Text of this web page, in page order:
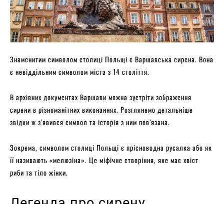
Знаменитим символом столиці Польщі є Варшавська сирена. Вона
є невіддільним символом міста з 14 століття.
В архівних документах Варшави можна зустріти зображення
сирени в різноманітних виконаннях. Розглянемо детальніше
звідки ж з’явився символ та історія з ним пов’язана.
Зокрема, символом столиці Польщі є прісноводна русалка або як
її називають «мелюзіна». Це міфічне створіння, яке має хвіст
риби та тіло жінки.